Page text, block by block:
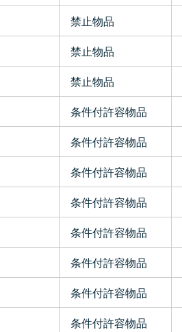
禁止物品
禁止物品
禁止物品
条件付許容物品
条件付許容物品
条件付許容物品
条件付許容物品
条件付許容物品
条件付許容物品
条件付許容物品
条件付許容物品